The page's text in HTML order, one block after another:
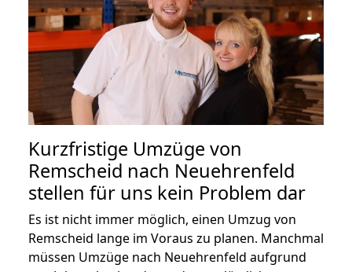
Kurzfristige Umzüge von
Remscheid nach Neuehrenfeld
stellen für uns kein Problem dar
Es ist nicht immer möglich, einen Umzug von
Remscheid lange im Voraus zu planen. Manchmal
müssen Umzüge nach Neuehrenfeld aufgrund